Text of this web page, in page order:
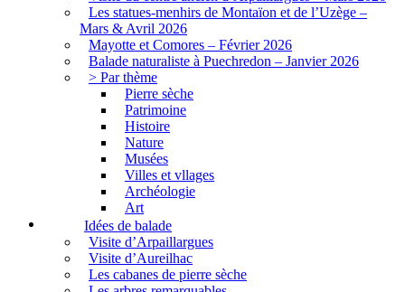
Les statues-menhirs de Montaïon et de l’Uzège –
Mars & Avril 2026
Mayotte et Comores – Février 2026
Balade naturaliste à Puechredon – Janvier 2026
> Par thème
Pierre sèche
Patrimoine
Histoire
Nature
Musées
Villes et vllages
Archéologie
Art
Idées de balade
Visite d’Arpaillargues
Visite d’Aureilhac
Les cabanes de pierre sèche